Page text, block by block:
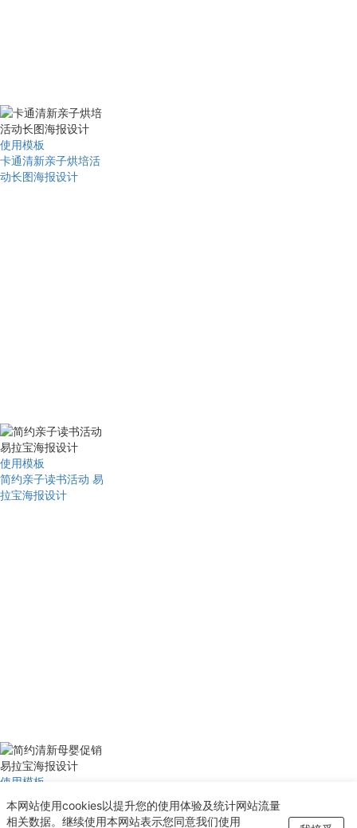
使用模板
卡通清新亲子烘培活
动长图海报设计
使用模板
简约亲子读书活动 易
拉宝海报设计
使用模板
简约清新母婴促销 易
拉宝海报设计
本网站使用cookies以提升您的使用体验及统计网站流量
相关数据。继续使用本网站表示您同意我们使用